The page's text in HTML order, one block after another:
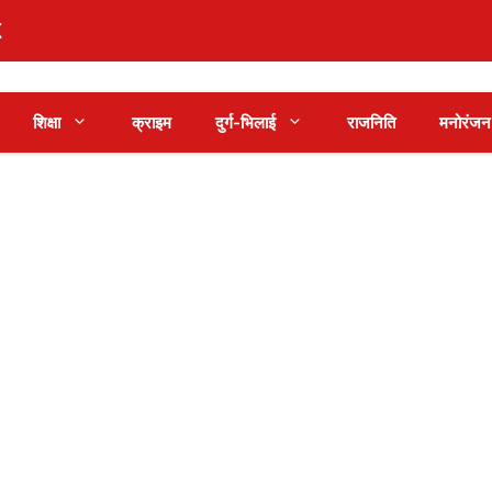
शिक्षा क्राइम दुर्ग-भिलाई राजनिति मनोरंजन